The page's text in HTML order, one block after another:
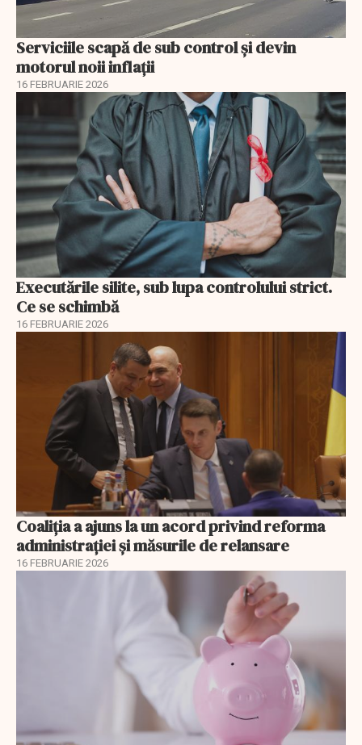
Serviciile scapă de sub control și devin
motorul noii inflații
16 FEBRUARIE 2026
Executările silite, sub lupa controlului strict.
Ce se schimbă
16 FEBRUARIE 2026
Coaliția a ajuns la un acord privind reforma
administrației și măsurile de relansare
16 FEBRUARIE 2026